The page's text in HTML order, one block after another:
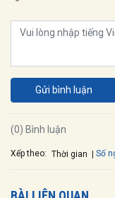
Gửi bình luận
(0) Bình luận
Xếp theo: Thời gian Số